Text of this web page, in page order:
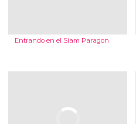
Entrando en el Siam Paragon